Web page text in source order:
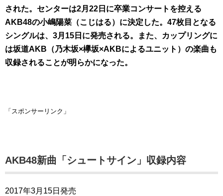
された。センターは2月22日に卒業コンサートを控える
AKB48の小嶋陽菜（こじはる）に決定した。47枚目となる
シングルは、3月15日に発売される。また、カップリングに
は坂道AKB（乃木坂×欅坂×AKBによるユニット）の楽曲も
収録されることが明らかになった。
「スポンサーリンク」
AKB48新曲「シュートサイン」収録内容
2017年3月15日発売